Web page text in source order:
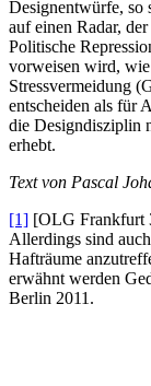
Designentwürfe, so
auf einen Radar,
Politische
vorweisen wird,
Stressvermeidung
entscheiden als für
die Designdisziplin
erhebt.
Text von Pascal
[1] [OLG Frankfurt
Allerdings sind
Hafträume
erwähnt werden
Berlin 2011.